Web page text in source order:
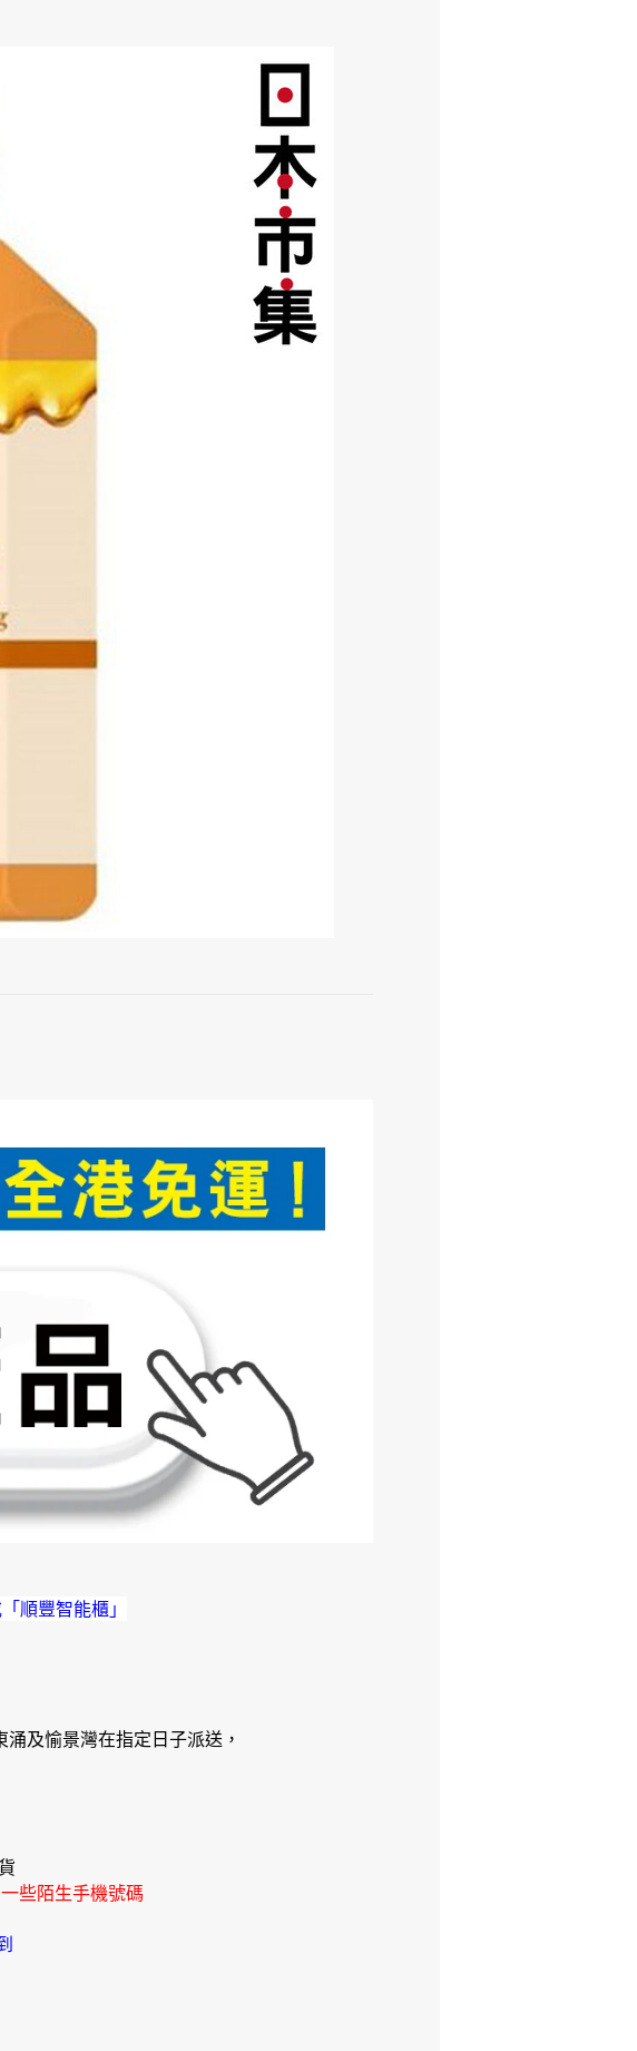
順豐智能櫃」
及愉景灣在指定日子派送，
些陌生手機號碼